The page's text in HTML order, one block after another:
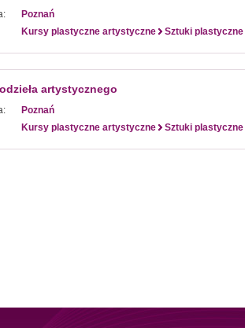
Poznań
Kursy plastyczne artystyczne Sztuki plastyczne
artystycznego
Poznań
Kursy plastyczne artystyczne Sztuki plastyczne